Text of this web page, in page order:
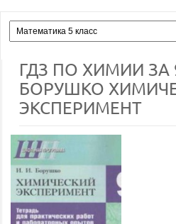
ГДЗ ПО ХИМИИ ЗА
БОРУШКО
ЭКСПЕРИМЕНТ